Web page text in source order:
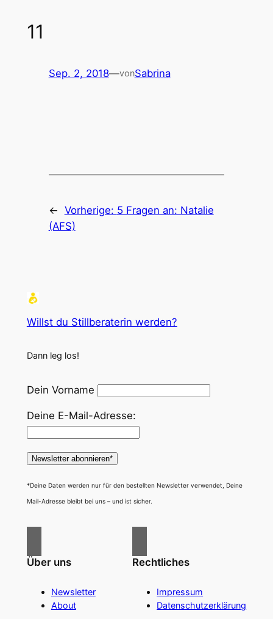
11
Sep. 2, 2018—vonSabrina
← Vorherige: 5 Fragen an: Natalie
(AFS)
Willst du Stillberaterin werden?
Dann leg los!
Dein Vorname
Deine E-Mail-Adresse:
*Deine Daten werden nur für den bestellten Newsletter verwendet, Deine
Mail-Adresse bleibt bei uns – und ist sicher.
Über uns
Newsletter
About
Rechtliches
Impressum
Datenschutzerklärung